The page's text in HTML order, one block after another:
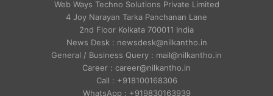
Web Ways Techno Solutions Private Limited
4 Joy Narayan Tarka Panchanan Lane
2nd Floor Kolkata 700011 India
News Desk : newsdesk@nilkantho.in
General / Business Query : mail@nilkantho.in
Career : career@nilkantho.in
Call : +918100168306
WhatsApp : +919830163939